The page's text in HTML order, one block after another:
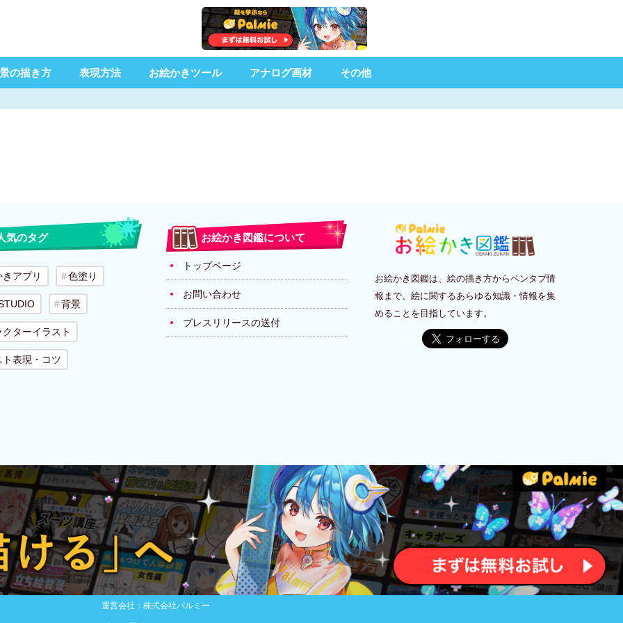
の描き方 表現方法 お絵かきツール アナログ画材 その他
気のタグ
アプリ 色塗り
背景
ターイラスト
ト表現・コツ
お絵かき図鑑について
トップページ
お問い合わせ
プレスリリースの送付
お絵かき図鑑は、絵の描き方からペンタブ情
報まで、絵に関するあらゆる知識・情報を集
めることを目指しています。
運営会社：株式会社パルミー